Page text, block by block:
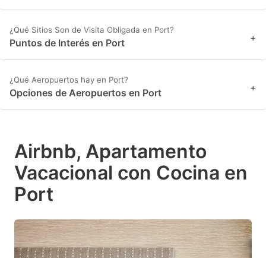
¿Qué Sitios Son de Visita Obligada en Port?
Puntos de Interés en Port +
¿Qué Aeropuertos hay en Port?
Opciones de Aeropuertos en Port +
Airbnb, Apartamento
Vacacional con Cocina en
Port